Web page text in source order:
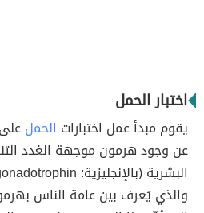
اختبار الحمل
يقوم مبدأ عمل اختبارات الحمل
عن وجود هرمون موجهة الغدد
والذي يُعرف بين عامة الناس